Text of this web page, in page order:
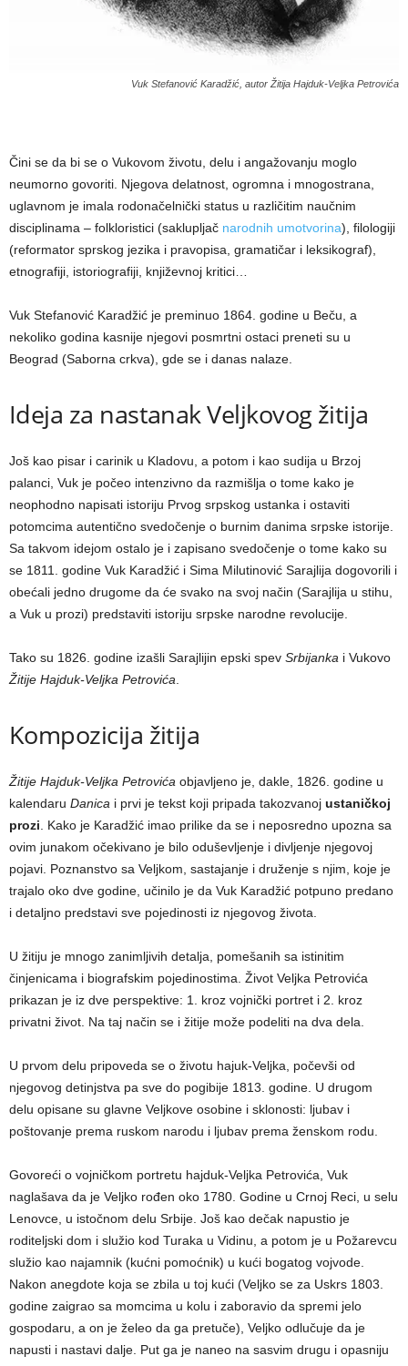
Vuk Stefanović Karadžić, autor Žitija Hajduk-Veljka Petrovića
Čini se da bi se o Vukovom životu, delu i angažovanju moglo
neumorno govoriti. Njegova delatnost, ogromna i mnogostrana,
uglavnom je imala rodonačelnički status u različitim naučnim
disciplinama – folkloristici (saklupljač narodnih umotvorina), filologiji
(reformator sprskog jezika i pravopisa, gramatičar i leksikograf),
etnografiji, istoriografiji, književnoj kritici…
Vuk Stefanović Karadžić je preminuo 1864. godine u Beču, a
nekoliko godina kasnije njegovi posmrtni ostaci preneti su u
Beograd (Saborna crkva), gde se i danas nalaze.
Ideja za nastanak Veljkovog žitija
Još kao pisar i carinik u Kladovu, a potom i kao sudija u Brzoj
palanci, Vuk je počeo intenzivno da razmišlja o tome kako je
neophodno napisati istoriju Prvog srpskog ustanka i ostaviti
potomcima autentično svedočenje o burnim danima srpske istorije.
Sa takvom idejom ostalo je i zapisano svedočenje o tome kako su
se 1811. godine Vuk Karadžić i Sima Milutinović Sarajlija dogovorili i
obećali jedno drugome da će svako na svoj način (Sarajlija u stihu,
a Vuk u prozi) predstaviti istoriju srpske narodne revolucije.
Tako su 1826. godine izašli Sarajlijin epski spev Srbijanka i Vukovo
Žitije Hajduk-Veljka Petrovića
Kompozicija žitija
Žitije Hajduk-Veljka Petrovića objavljeno je, dakle, 1826. godine u
kalendaru Danica i prvi je tekst koji pripada takozvanoj ustaničkoj
prozi . Kako je Karadžić imao prilike da se i neposredno upozna sa
ovim junakom očekivano je bilo oduševljenje i divljenje njegovoj
pojavi. Poznanstvo sa Veljkom, sastajanje i druženje s njim, koje je
trajalo oko dve godine, učinilo je da Vuk Karadžić potpuno predano
i detaljno predstavi sve pojedinosti iz njegovog života.
U žitiju je mnogo zanimljivih detalja, pomešanih sa istinitim
činjenicama i biografskim pojedinostima. Život Veljka Petrovića
prikazan je iz dve perspektive: 1. kroz vojnički portret i 2. kroz
privatni život. Na taj način se i žitije može podeliti na dva dela.
U prvom delu pripoveda se o životu hajuk-Veljka, počevši od
njegovog detinjstva pa sve do pogibije 1813. godine. U drugom
delu opisane su glavne Veljkove osobine i sklonosti: ljubav i
poštovanje prema ruskom narodu i ljubav prema ženskom rodu.
Govoreći o vojničkom portretu hajduk-Veljka Petrovića, Vuk
naglašava da je Veljko rođen oko 1780. Godine u Crnoj Reci, u selu
Lenovce, u istočnom delu Srbije. Još kao dečak napustio je
roditeljski dom i služio kod Turaka u Vidinu, a potom je u Požarevcu
služio kao najamnik (kućni pomoćnik) u kući bogatog vojvode.
Nakon anegdote koja se zbila u toj kući (Veljko se za Uskrs 1803.
godine zaigrao sa momcima u kolu i zaboravio da spremi jelo
gospodaru, a on je želeo da ga pretuče), Veljko odlučuje da je
napusti i nastavi dalje. Put ga je naneo na sasvim drugu i opasniju